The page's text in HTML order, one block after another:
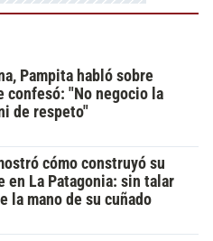
Pampita habló sobre
confesó: "No negocio la
de respeto"
cómo construyó su
en La Patagonia: sin talar
la mano de su cuñado